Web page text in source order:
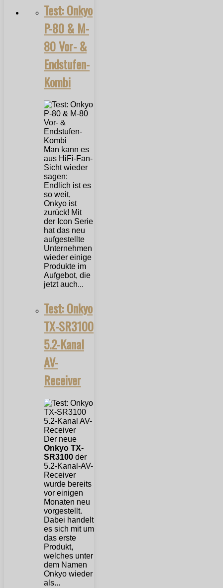
Test: Onkyo
P-80 & M-
80 Vor- &
Endstufen-
Kombi
Man kann es
aus HiFi-Fan-
Sicht wieder
sagen:
Endlich ist es
so weit,
Onkyo ist
zurück! Mit
der Icon Serie
hat das neu
aufgestellte
Unternehmen
wieder einige
Produkte im
Aufgebot, die
jetzt auch...
Test: Onkyo
TX-SR3100
5.2-Kanal
AV-
Receiver
Der neue
Onkyo TX-
SR3100 der
5.2-Kanal-AV-
Receiver
wurde bereits
vor einigen
Monaten neu
vorgestellt.
Dabei handelt
es sich mit um
das erste
Produkt,
welches unter
dem Namen
Onkyo wieder
als...